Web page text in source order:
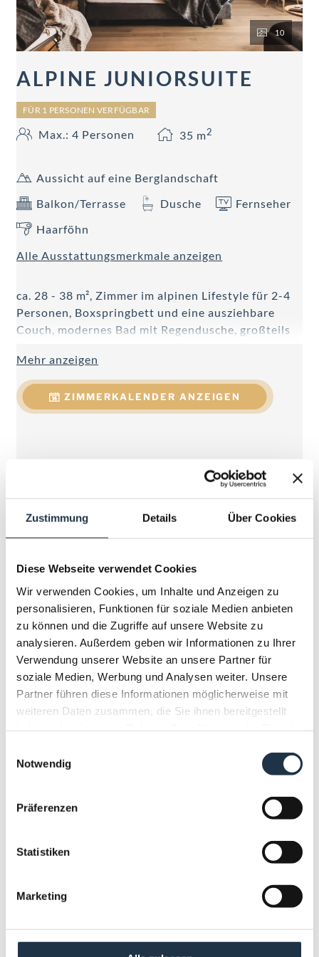
Zustimmung Details Über Cookies
Diese Webseite verwendet Cookies
Wir verwenden Cookies, um Inhalte und Anzeigen zu
personalisieren, Funktionen für soziale Medien anbieten
zu können und die Zugriffe auf unsere Website zu
analysieren. Außerdem geben wir Informationen zu Ihrer
Verwendung unserer Website an unsere Partner für
soziale Medien, Werbung und Analysen weiter. Unsere
Partner führen diese Informationen möglicherweise mit
weiteren Daten zusammen, die Sie ihnen bereitgestellt
Notwendig
Präferenzen
Statistiken
Marketing
10
ALPINE JUNIORSUITE
FÜR 1 PERSONEN VERFÜGBAR
Max.: 4 Personen 35 m2
Aussicht auf eine Berglandschaft
Balkon/Terrasse
Dusche
Fernseher
Haarföhn
Alle Ausstattungsmerkmale anzeigen
ca. 28 - 38 m², Zimmer im alpinen Lifestyle für 2-4
Personen, Boxspringbett und eine ausziehbare
Couch, modernes Bad mit Regendusche, großteils
Handtuchtrockner, Föhn, WC getrennt, Telefon,
Kabel-Flat-TV, W-LAN, Minibar, Safe, Schreibtisch,
Balkon.
Mehr anzeigen
ZIMMERKALENDER ANZEIGEN
ALPINE SUITE
Max.: 4 Personen
Aussicht auf eine Berglandschaft
Fernseher
Alle Ausstattungsmerkmale anzeigen
ca. 42 m² - Geräumiges Zimmer im alpinen Lifestyle